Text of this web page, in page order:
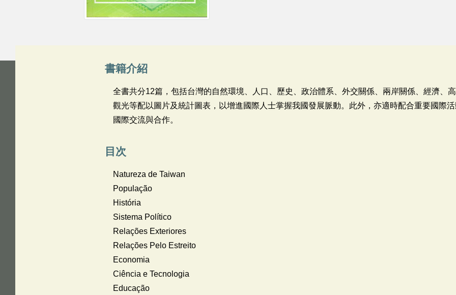
書籍介紹
全書共分12篇，包括台灣的自然環境、人口、歷史、政治體系、外交關係、兩岸關係、經濟、
觀光等配以圖片及統計圖表，以增進國際人士掌握我國發展脈動。此外，亦適時配合重要國際
國際交流與合作。
目次
Natureza de Taiwan
População
História
Sistema Político
Relações Exteriores
Relações Pelo Estreito
Economia
Ciência e Tecnologia
Educação